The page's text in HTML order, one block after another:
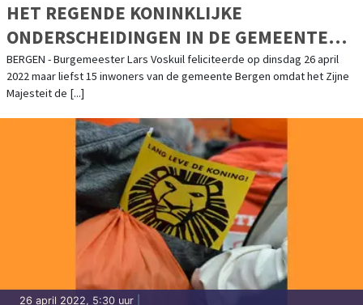
HET REGENDE KONINKLIJKE
ONDERSCHEIDINGEN IN DE GEMEENTE
BERGEN
BERGEN - Burgemeester Lars Voskuil feliciteerde op dinsdag 26 april
2022 maar liefst 15 inwoners van de gemeente Bergen omdat het Zijne
Majesteit de [...]
26 april 2022, 5:30 uur